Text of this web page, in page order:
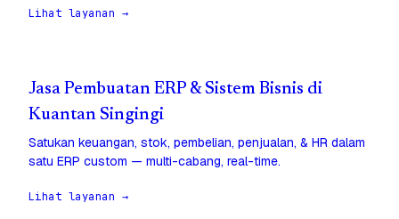
Lihat layanan →
Jasa Pembuatan ERP & Sistem Bisnis di
Kuantan Singingi
Satukan keuangan, stok, pembelian, penjualan, & HR dalam
satu ERP custom — multi-cabang, real-time.
Lihat layanan →